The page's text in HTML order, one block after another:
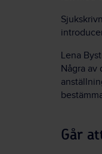
Lena
Några av
Går